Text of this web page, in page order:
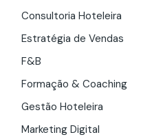
Consultoria Hoteleira
Estratégia de Vendas
F&B
Formação & Coaching
Gestão Hoteleira
Marketing Digital